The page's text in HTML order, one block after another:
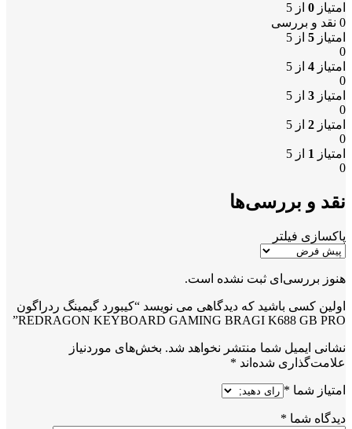
امتیاز 0 از 5
0 نقد و بررسی
امتیاز 5 از 5
0
امتیاز 4 از 5
0
امتیاز 3 از 5
0
امتیاز 2 از 5
0
امتیاز 1 از 5
0
نقد و بررسی‌ها
پاکسازی فیلتر
هنوز بررسی‌ای ثبت نشده است.
اولین کسی باشید که دیدگاهی می نویسد “کیبورد گیمینگ ردراگون
REDRAGON KEYBOARD GAMING BRAGI K688 GB PRO”
نشانی ایمیل شما منتشر نخواهد شد. بخش‌های موردنیاز
علامت‌گذاری شده‌اند *
امتیاز شما *
دیدگاه شما *